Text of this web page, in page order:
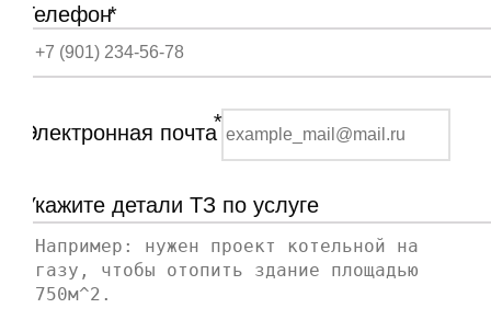
Телефон*
Электронная почта*
Укажите детали ТЗ по услуге